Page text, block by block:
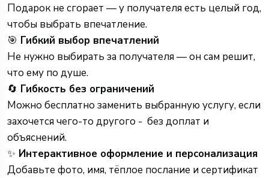
Подарок не сгорает — у получателя есть целый год,
чтобы выбрать впечатление.
🎯 Гибкий выбор впечатлений
Не нужно выбирать за получателя — он сам решит,
что ему по душе.
🔄 Гибкость без ограничений
Можно бесплатно заменить выбранную услугу, если
захочется чего-то другого - без доплат и
объяснений.
✨ Интерактивное оформление и персонализация
Добавьте фото, имя, тёплое послание и сертификат